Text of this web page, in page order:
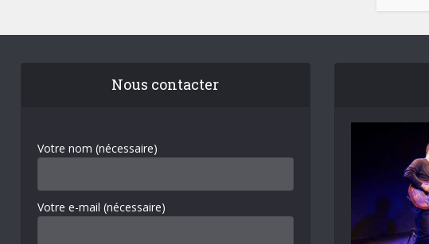
Nous contacter
Votre nom (nécessaire)
Votre e-mail (nécessaire)